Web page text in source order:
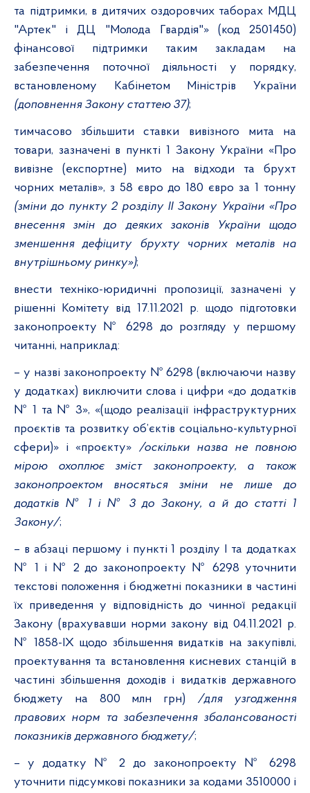
та підтримки, в дитячих оздоровчих таборах МДЦ
"Артек" і ДЦ "Молода Гвардія"» (код 2501450)
фінансової підтримки таким закладам на
забезпечення поточної діяльності у порядку,
встановленому Кабінетом Міністрів України
(доповнення Закону статтею 37);
тимчасово збільшити ставки вивізного мита на
товари, зазначені в пункті 1 Закону України «Про
вивізне (експортне) мито на відходи та брухт
чорних металів», з 58 євро до 180 євро за 1 тонну
(зміни до пункту 2 розділу II Закону України «Про
внесення змін до деяких законів України щодо
зменшення дефіциту брухту чорних металів на
внутрішньому ринку»);
внести техніко-юридичні пропозиції, зазначені у
рішенні Комітету від 17.11.2021 р. щодо підготовки
законопроекту № 6298 до розгляду у першому
читанні, наприклад:
– у назві законопроекту № 6298 (включаючи назву
у додатках) виключити слова і цифри «до додатків
№ 1 та № 3», «(щодо реалізації інфраструктурних
проєктів та розвитку об’єктів соціально-культурної
сфери)» і «проєкту» /оскільки назва не повною
мірою охоплює зміст законопроекту, а також
законопроектом вносяться зміни не лише до
додатків № 1 і № 3 до Закону, а й до статті 1
Закону/;
– в абзаці першому і пункті 1 розділу I та додатках
№ 1 і № 2 до законопроекту № 6298 уточнити
текстові положення і бюджетні показники в частині
їх приведення у відповідність до чинної редакції
Закону (врахувавши норми закону від 04.11.2021 р.
№ 1858-ІХ щодо збільшення видатків на закупівлі,
проектування та встановлення кисневих станцій в
частині збільшення доходів і видатків державного
бюджету на 800 млн грн) /для узгодження
правових норм та забезпечення збалансованості
показників державного бюджету/;
– у додатку № 2 до законопроекту № 6298
уточнити підсумкові показники за кодами 3510000 і